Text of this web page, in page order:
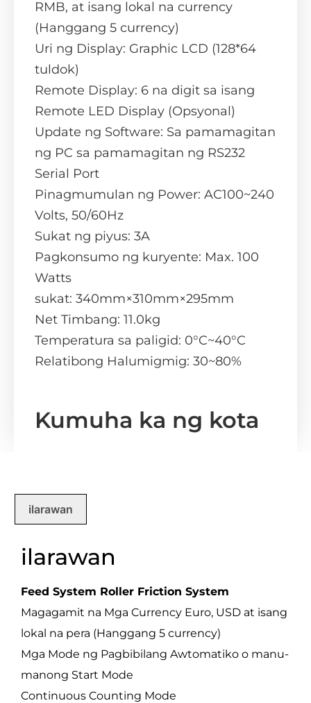
RMB, at isang lokal na currency
(Hanggang 5 currency)
Uri ng Display: Graphic LCD (128*64
tuldok)
Remote Display: 6 na digit sa isang
Remote LED Display (Opsyonal)
Update ng Software: Sa pamamagitan
ng PC sa pamamagitan ng RS232
Serial Port
Pinagmumulan ng Power: AC100~240
Volts, 50/60Hz
Sukat ng piyus: 3A
Pagkonsumo ng kuryente: Max. 100
Watts
sukat: 340mm×310mm×295mm
Net Timbang: 11.0kg
Temperatura sa paligid: 0°C~40°C
Relatibong Halumigmig: 30~80%
Kumuha ka ng kota
ilarawan
ilarawan
Feed System Roller Friction System
Magagamit na Mga Currency Euro, USD at isang
lokal na pera (Hanggang 5 currency)
Mga Mode ng Pagbibilang Awtomatiko o manu-
manong Start Mode
Continuous Counting Mode